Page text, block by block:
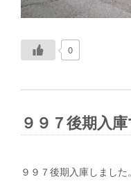
0
９９７後期入
９９７後期入庫しました